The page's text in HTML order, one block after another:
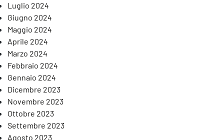
Luglio 2024
Giugno 2024
Maggio 2024
Aprile 2024
Marzo 2024
Febbraio 2024
Gennaio 2024
Dicembre 2023
Novembre 2023
Ottobre 2023
Settembre 2023
Agosto 2023